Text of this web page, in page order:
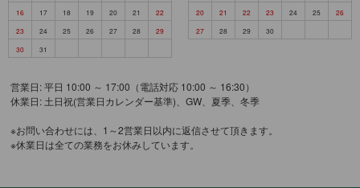
16
17 18 19 20 21
22
23
24 25 26 27 28
29
30
31
20
21 22 23 24 25
26
27
28 29 30
営業日: 平日 10:00 ～ 17:00（電話対応 10:00 ～ 16:30）
休業日: 土日祝(営業日カレンダー基準)、GW、夏季、冬季
※お問い合わせには、1～2営業日以内に返信させて頂きます。
※休業日は全ての業務をお休みしています。